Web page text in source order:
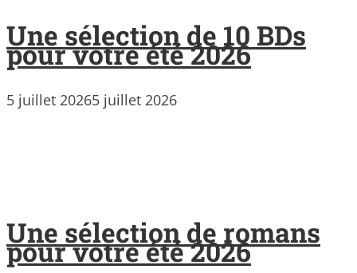
Une sélection de 10 BDs
pour votre été 2026
5 juillet 20265 juillet 2026
Une sélection de romans
pour votre été 2026